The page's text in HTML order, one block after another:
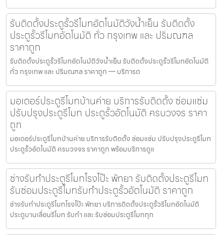
รับติดตั้งประตูรั้วรีโมทอัตโนมัติวังน้ำเย็น รับติดตั้ง
ประตูรั้วรีโมทอัตโนมัติ ทั่ว กรุงเทพ และ ปริมณฑล
ราคาถูก
รับติดตั้งประตูรั้วรีโมทอัตโนมัติวังน้ำเย็น รับติดตั้งประตูรั้วรีโมทอัตโนมัติ
ทั่ว กรุงเทพ และ ปริมณฑล ราคาถูก — บริการต
มอเตอร์ประตูรีโมทบ้านค่าย บริการรับติดตั้ง ซ่อมแซ่ม
ปรับปรุงประตูรีโมท ประตูรั้วอัตโนมัติ ครบวงจร ราคา
ถูก
มอเตอร์ประตูรีโมทบ้านค่าย บริการรับติดตั้ง ซ่อมแซ่ม ปรับปรุงประตูรีโมท
ประตูรั้วอัตโนมัติ ครบวงจร ราคาถูก พร้อมบริการดูแ
ช่างรับทำประตูรีโมทโรงโป๊ะ พัทยา รับติดตั้งประตูรีโมท
รับซ่อมประตูรีโมทรับทำประตูรั้วอัตโนมัติ ราคาถูก
ช่างรับทำประตูรีโมทโรงโป๊ะ พัทยา บริการติดตั้งประตูรั้วรีโมทอัตโนมัติ
ประตูบานเลื่อนรีโมท รับทำ และ รับซ่อมประตูรีโมททุก